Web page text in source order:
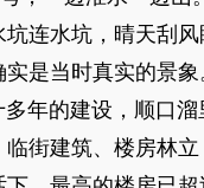
连水坑，晴天刮风
是当时真实的景象
的建设，顺口溜
街建筑、楼房林